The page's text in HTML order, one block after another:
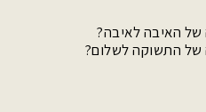
האיבה לאיבה?
התשוקה לשלום?